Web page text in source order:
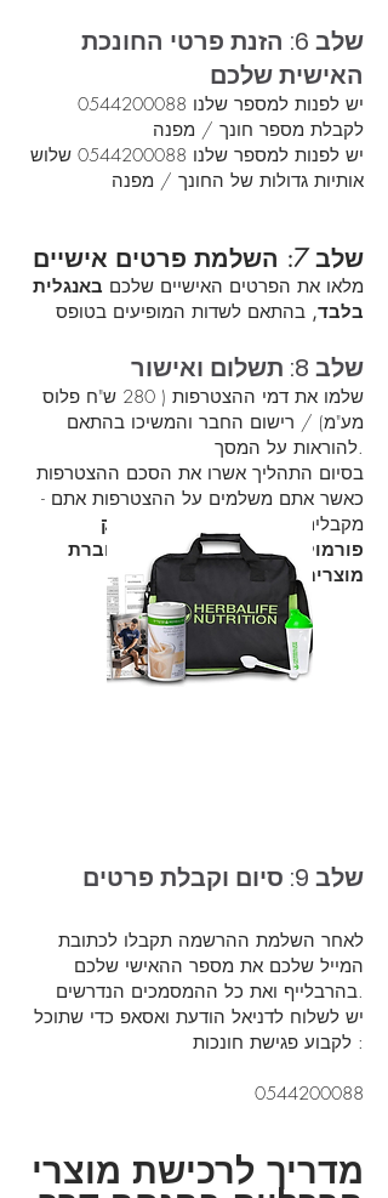
שלב 6: הזנת פרטי החונכת
האישית שלכם
יש לפנות למספר שלנו 0544200088
לקבלת מספר חונך / מפנה
יש לפנות למספר שלנו 0544200088 שלוש
אותיות גדולות של החונך / מפנה
שלב 7: השלמת פרטים אישיים
מלאו את הפרטים האישיים שלכם באנגלית
בלבד, בהתאם לשדות המופיעים בטופס
שלב 8: תשלום ואישור
שלמו את דמי ההצטרפות ( 280 ש"ח פלוס
מע"מ) / רישום החבר והמשיכו בהתאם
להוראות על המסך.
בסיום התהליך אשרו את הסכם ההצטרפות
- כאשר אתם משלמים על ההצטרפות אתם
מקבלים
מתנה מארז מפיץ - שייק
פורמולה 1, תיק, שייקר, כף וחוברת
מוצרים
שלב 9: סיום וקבלת פרטים
המייל שלכם את מספר ההאישי שלכם
בהרבלייף ואת כל ההמסמכים הנדרשים.
יש לשלוח לדניאל הודעת ואסאפ כדי שתוכל
לקבוע פגישת חונכות :
0544200088
מדריך לרכישת מוצרי